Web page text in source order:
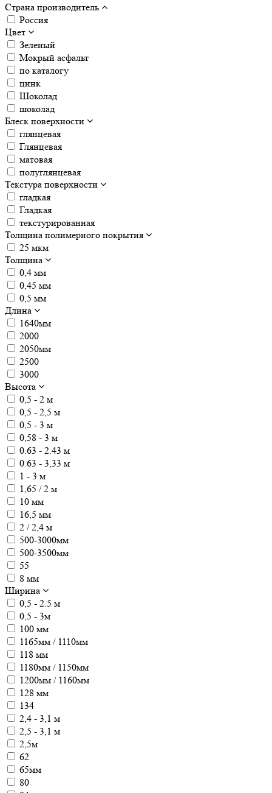
Страна производитель
Россия
Цвет
Зеленый
Мокрый асфальт
по каталогу
цинк
Шоколад
шоколад
Блеск поверхности
глянцевая
Глянцевая
матовая
полуглянцевая
Текстура поверхности
гладкая
Гладкая
текстурированная
Толщина полимерного покрытия
25 мкм
Толщина
0,4 мм
0,45 мм
0,5 мм
Длина
1640мм
2000
2050мм
2500
3000
Высота
0,5 - 2 м
0,5 - 2,5 м
0,5 - 3 м
0,58 - 3 м
0.63 - 2.43 м
0.63 - 3,33 м
1 - 3 м
1,65 / 2 м
10 мм
16,5 мм
2 / 2,4 м
500-3000мм
500-3500мм
55
8 мм
Ширина
0,5 - 2.5 м
0,5 - 3м
100 мм
1165мм / 1110мм
118 мм
1180мм / 1150мм
1200мм / 1160мм
128 мм
134
2,4 - 3,1 м
2,5 - 3,1 м
2,5м
62
65мм
80